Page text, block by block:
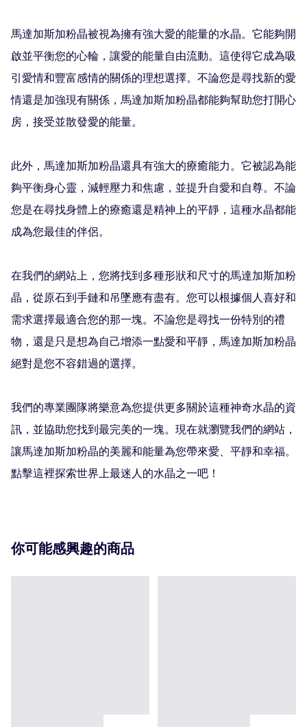
馬達加斯加粉晶被視為擁有強大愛的能量的水晶。它能夠開
啟並平衡您的心輪，讓愛的能量自由流動。這使得它成為吸
引愛情和豐富感情的關係的理想選擇。不論您是尋找新的愛
情還是加強現有關係，馬達加斯加粉晶都能夠幫助您打開心
房，接受並散發愛的能量。
此外，馬達加斯加粉晶還具有強大的療癒能力。它被認為能
夠平衡身心靈，減輕壓力和焦慮，並提升自愛和自尊。不論
您是在尋找身體上的療癒還是精神上的平靜，這種水晶都能
成為您最佳的伴侶。
在我們的網站上，您將找到多種形狀和尺寸的馬達加斯加粉
晶，從原石到手鏈和吊墜應有盡有。您可以根據個人喜好和
需求選擇最適合您的那一塊。不論您是尋找一份特別的禮
物，還是只是想為自己增添一點愛和平靜，馬達加斯加粉晶
絕對是您不容錯過的選擇。
我們的專業團隊將樂意為您提供更多關於這種神奇水晶的資
訊，並協助您找到最完美的一塊。現在就瀏覽我們的網站，
讓馬達加斯加粉晶的美麗和能量為您帶來愛、平靜和幸福。
點擊這裡探索世界上最迷人的水晶之一吧！
你可能感興趣的商品